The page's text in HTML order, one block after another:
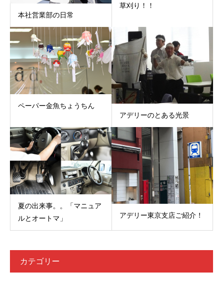
本社営業部の日常
草刈り！！
ペーパー金魚ちょうちん
アデリーのとある光景
夏の出来事。。「マニュア
ルとオートマ」
アデリー東京支店ご紹介！
カテゴリー